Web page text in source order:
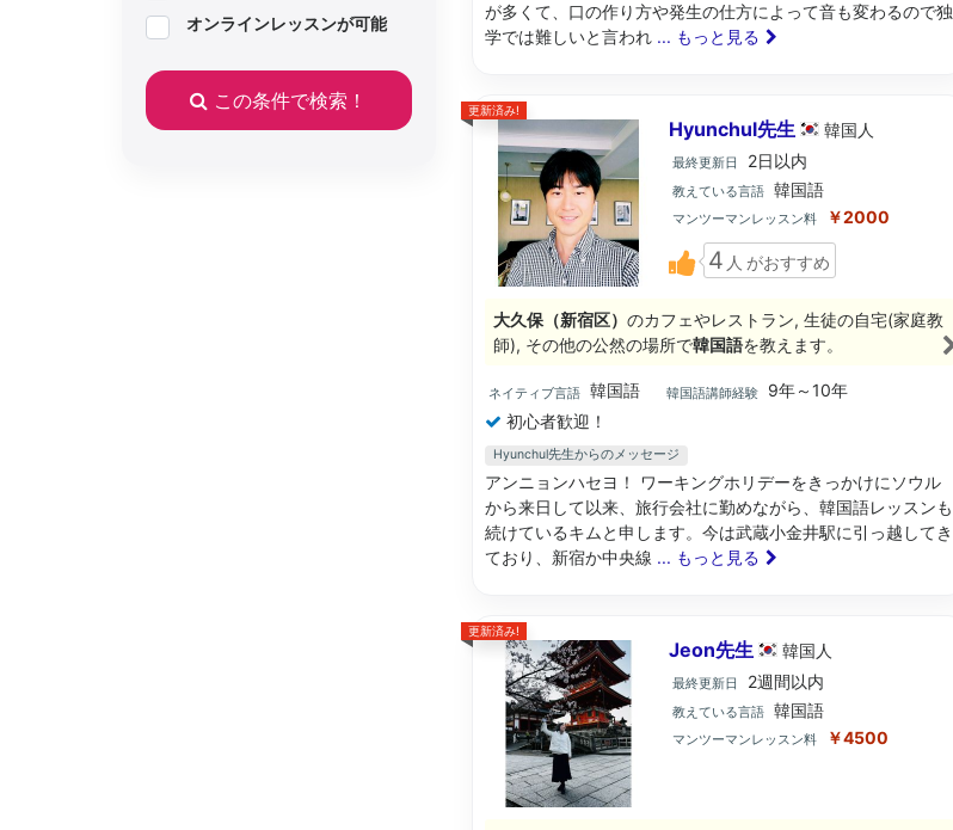
オンラインレッスンが可能
この条件で検索！
が多くて、口の作り方や発生の仕方によって音も変わるので独
学では難しいと言われ ... もっと見る
更新済み!
Hyunchul先生 韓国 人
最終更新日 2日以内
教えている言語 韓国語
マンツーマンレッスン料 ￥2000
4 人 がおすすめ
大久保（新宿区） のカフェやレストラン, 生徒の自宅(家庭教
師), その他の公然の場所で韓国語を教えます。
ネイティブ言語 韓国語 韓国語講師経験
9年～10年
初心者歓迎！
Hyunchul先生からのメッセージ
アンニョンハセヨ！ ワーキングホリデーをきっかけにソウル
から来日して以来、旅行会社に勤めながら、韓国語レッスンも
続けているキムと申します。今は武蔵小金井駅に引っ越してき
ており、新宿か中央線 ... もっと見る
更新済み!
Jeon先生 韓国 人
最終更新日 2週間以内
教えている言語 韓国語
マンツーマンレッスン料 ￥4500